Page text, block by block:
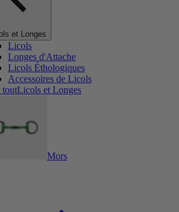
et Longes
Licols
Longes d'Attache
Licols Éthologiques
Accessoires de Licols
et Longes
Mors